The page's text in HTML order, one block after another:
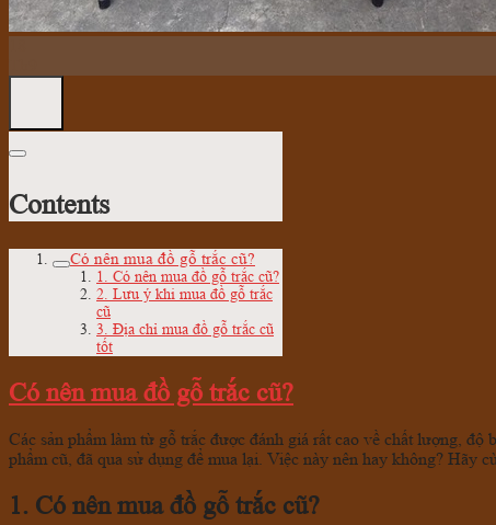
Contents
Có nên mua đồ gỗ trắc cũ?
1. Có nên mua đồ gỗ trắc cũ?
2. Lưu ý khi mua đồ gỗ trắc
cũ
3. Địa chỉ mua đồ gỗ trắc cũ
tốt
Có nên mua đồ gỗ trắc cũ?
Các sản phẩm làm từ gỗ trắc được đánh giá rất cao về chất lượng, độ
phẩm cũ, đã qua sử dụng để mua lại. Việc này nên hay không? Hãy
1. Có nên mua đồ gỗ trắc cũ?